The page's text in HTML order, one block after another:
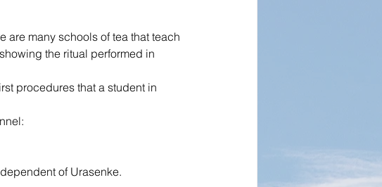
are many schools of tea that teach
the ritual performed in
procedures that a student in
of Urasenke.